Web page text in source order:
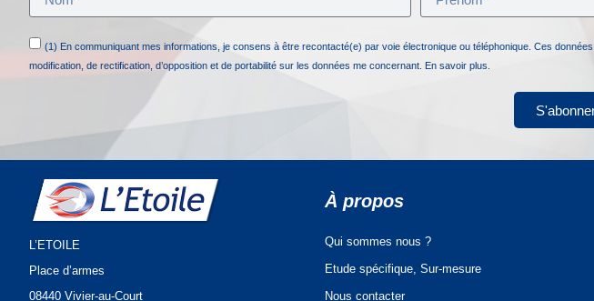
(1) En communiquant mes informations, je consens à être recontacté(e) par voie électronique ou téléphonique. Ces
modification, de rectification, d’opposition et de portabilité sur les données me concernant. En savoir plus.
L’ETOILE
Place d’armes
08440 Vivier-au-Court
À propos
Qui sommes nous ?
Etude spécifique, Sur-mesure
Nous contacter